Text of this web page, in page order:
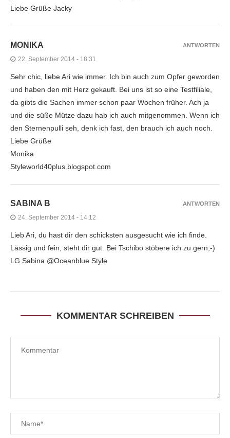
Liebe Grüße Jacky
MONIKA
22. September 2014 - 18:31
Sehr chic, liebe Ari wie immer. Ich bin auch zum Opfer geworden
und haben den mit Herz gekauft. Bei uns ist so eine Testfiliale,
da gibts die Sachen immer schon paar Wochen früher. Ach ja
und die süße Mütze dazu hab ich auch mitgenommen. Wenn ich
den Sternenpulli seh, denk ich fast, den brauch ich auch noch.
Liebe Grüße
Monika
Styleworld40plus.blogspot.com
ANTWORTEN
SABINA B
24. September 2014 - 14:12
Lieb Ari, du hast dir den schicksten ausgesucht wie ich finde.
Lässig und fein, steht dir gut. Bei Tschibo stöbere ich zu gern;-)
LG Sabina @Oceanblue Style
ANTWORTEN
KOMMENTAR SCHREIBEN